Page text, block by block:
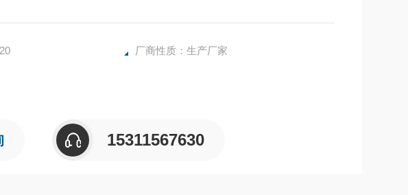
厂商性质：生产厂家
15311567630